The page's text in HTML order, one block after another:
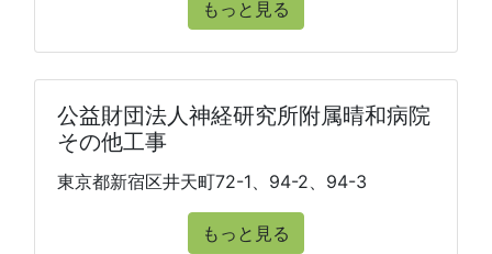
もっと見る
公益財団法人神経研究所附属晴和病院
その他工事
東京都新宿区井天町72-1、94-2、94-3
もっと見る